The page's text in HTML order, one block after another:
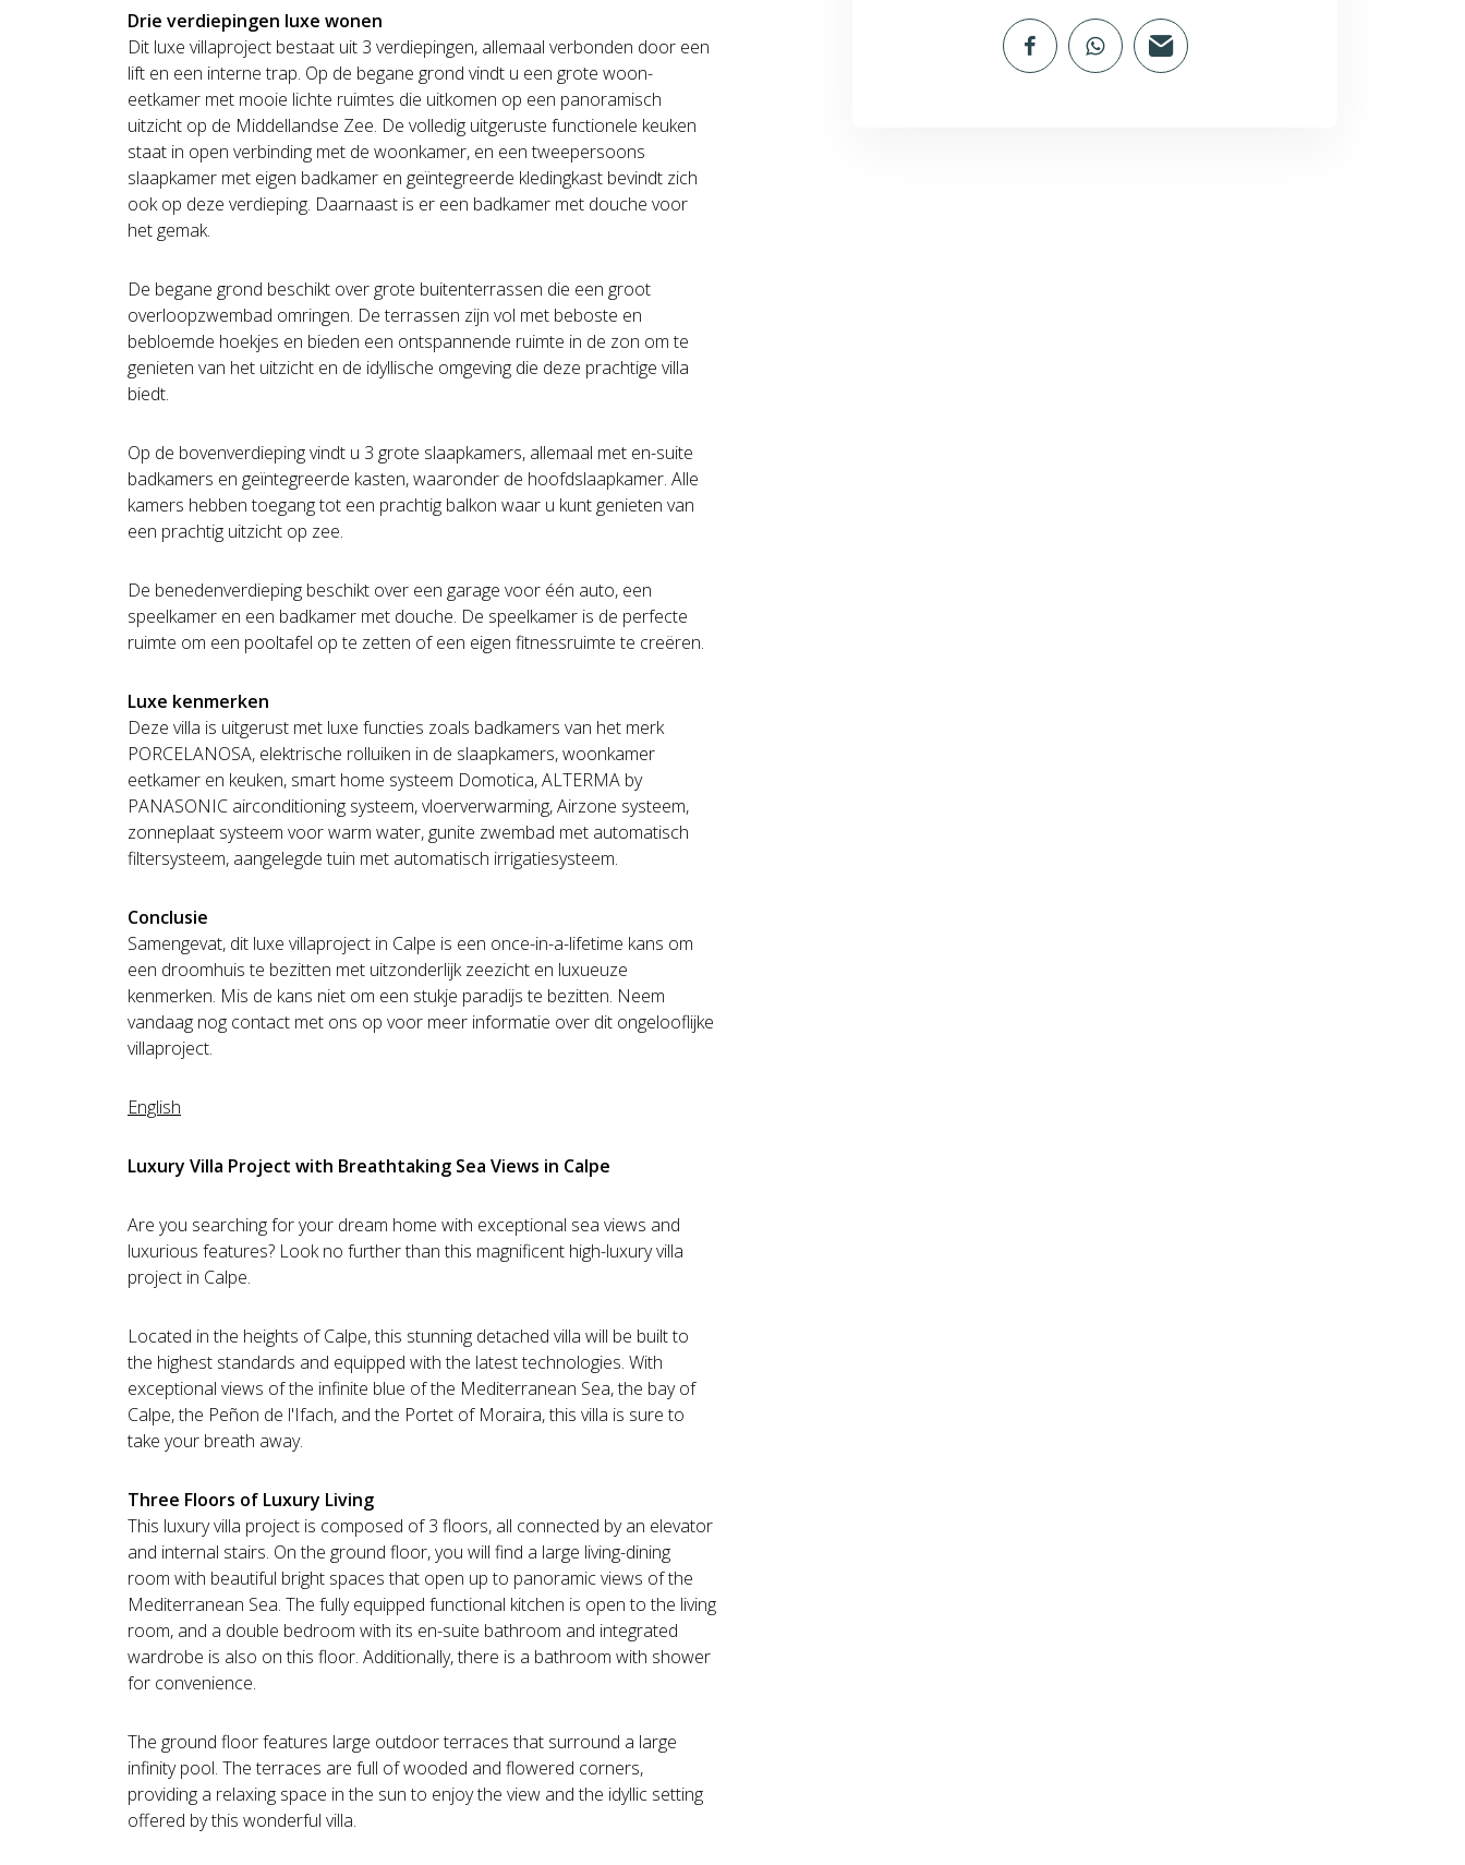
Drie verdiepingen luxe wonen
Dit luxe villaproject bestaat uit 3 verdiepingen, allemaal verbonden door een
lift en een interne trap. Op de begane grond vindt u een grote woon-
eetkamer met mooie lichte ruimtes die uitkomen op een panoramisch
uitzicht op de Middellandse Zee. De volledig uitgeruste functionele keuken
staat in open verbinding met de woonkamer, en een tweepersoons
slaapkamer met eigen badkamer en geïntegreerde kledingkast bevindt zich
ook op deze verdieping. Daarnaast is er een badkamer met douche voor
het gemak.
De begane grond beschikt over grote buitenterrassen die een groot
overloopzwembad omringen. De terrassen zijn vol met beboste en
bebloemde hoekjes en bieden een ontspannende ruimte in de zon om te
genieten van het uitzicht en de idyllische omgeving die deze prachtige villa
biedt.
Op de bovenverdieping vindt u 3 grote slaapkamers, allemaal met en-suite
badkamers en geïntegreerde kasten, waaronder de hoofdslaapkamer. Alle
kamers hebben toegang tot een prachtig balkon waar u kunt genieten van
een prachtig uitzicht op zee.
De benedenverdieping beschikt over een garage voor één auto, een
speelkamer en een badkamer met douche. De speelkamer is de perfecte
ruimte om een pooltafel op te zetten of een eigen fitnessruimte te creëren.
Luxe kenmerken
Deze villa is uitgerust met luxe functies zoals badkamers van het merk
PORCELANOSA, elektrische rolluiken in de slaapkamers, woonkamer
eetkamer en keuken, smart home systeem Domotica, ALTERMA by
PANASONIC airconditioning systeem, vloerverwarming, Airzone systeem,
zonneplaat systeem voor warm water, gunite zwembad met automatisch
filtersysteem, aangelegde tuin met automatisch irrigatiesysteem.
Conclusie
Samengevat, dit luxe villaproject in Calpe is een once-in-a-lifetime kans om
een droomhuis te bezitten met uitzonderlijk zeezicht en luxueuze
kenmerken. Mis de kans niet om een stukje paradijs te bezitten. Neem
vandaag nog contact met ons op voor meer informatie over dit ongelooflijke
villaproject.
English
Luxury Villa Project with Breathtaking Sea Views in Calpe
Are you searching for your dream home with exceptional sea views and
luxurious features? Look no further than this magnificent high-luxury villa
project in Calpe.
Located in the heights of Calpe, this stunning detached villa will be built to
the highest standards and equipped with the latest technologies. With
exceptional views of the infinite blue of the Mediterranean Sea, the bay of
Calpe, the Peñon de l'Ifach, and the Portet of Moraira, this villa is sure to
take your breath away.
Three Floors of Luxury Living
This luxury villa project is composed of 3 floors, all connected by an elevator
and internal stairs. On the ground floor, you will find a large living-dining
room with beautiful bright spaces that open up to panoramic views of the
Mediterranean Sea. The fully equipped functional kitchen is open to the living
room, and a double bedroom with its en-suite bathroom and integrated
wardrobe is also on this floor. Additionally, there is a bathroom with shower
for convenience.
The ground floor features large outdoor terraces that surround a large
infinity pool. The terraces are full of wooded and flowered corners,
providing a relaxing space in the sun to enjoy the view and the idyllic setting
offered by this wonderful villa.